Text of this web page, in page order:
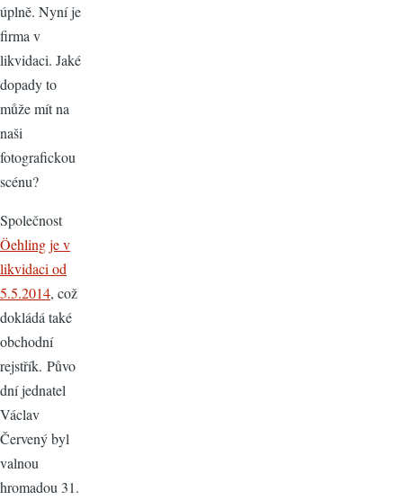
úplně. Nyní je
firma v
likvidaci. Jaké
dopady to
může mít na
naši
fotografickou
scénu?
Společnost
Öehling je v
likvidaci od
5.5.2014, což
dokládá také
obchodní
rejstřík. Půvo
dní jednatel
Václav
Červený byl
valnou
hromadou 31.